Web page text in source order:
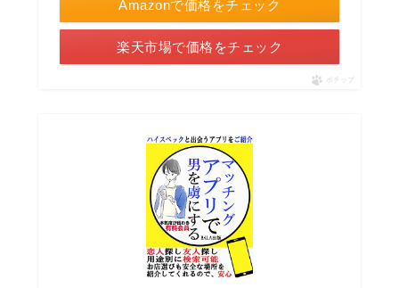
Amazonで価格をチェック
楽天市場で価格をチェック
ポチップ